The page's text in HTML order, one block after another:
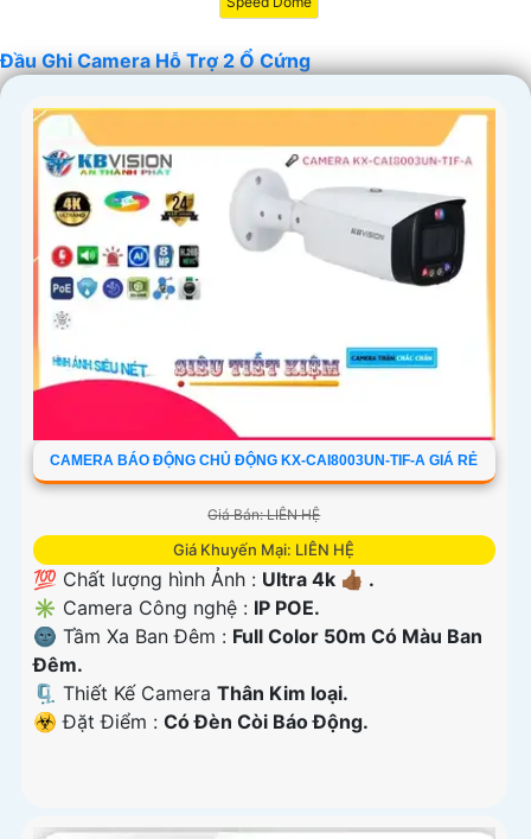
Đầu Ghi Camera Hỗ Trợ 2 Ổ Cứng
CAMERA BÁO ĐỘNG CHỦ ĐỘNG KX-CAI8003UN-TIF-A GIÁ RẺ
Giá Bán: LIÊN HỆ
Giá Khuyến Mại: LIÊN HỆ
💯 Chất lượng hình Ảnh : Ultra 4k 👍🏾 .
✳️ Camera Công nghệ : IP POE.
🌚 Tầm Xa Ban Đêm : Full Color 50m Có Màu Ban
Ðêm.
🗜️ Thiết Kế Camera Thân Kim loại.
️☣️ Đặt Điểm : Có Ðèn Còi Báo Động.